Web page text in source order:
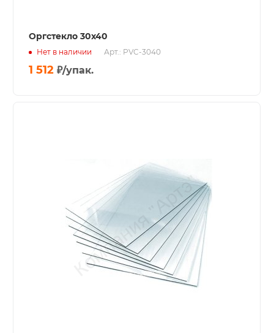
Оргстекло 30х40
Нет в наличии Арт.: PVC-3040
1 512 ₽/упак.